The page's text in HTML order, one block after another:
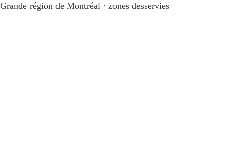
Grande région de Montréal · zones desservies